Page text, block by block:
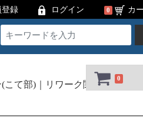
0
登録 ログイン 0 カ
こて部) リワーク関連
FM-2022